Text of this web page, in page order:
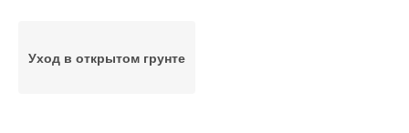
Уход в открытом грунте